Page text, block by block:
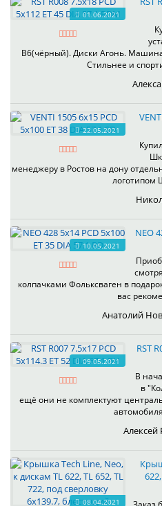
01.06.2021
B6(чёрный). Диски Агонь.
Стильнее и
22.05.2021
менеджеру в Ростов на дону
логотипом
10.05.2021
NEO
колпачками Фольксваген в
вас
Анатолий
09.05.2021
RST
В
в
ещё они не комплектуют
Алексей
08.04.2021